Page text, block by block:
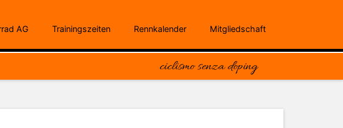
AG Trainingszeiten Rennkalender Mitgliedschaft
ciclismo senza doping